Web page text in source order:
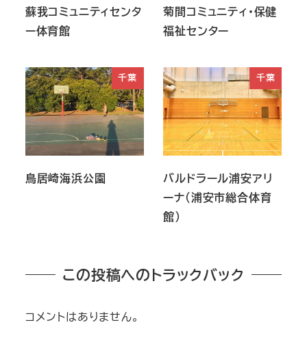
蘇我コミュニティセンタ
ー体育館
菊間コミュニティ・保健
福祉センター
千葉
鳥居崎海浜公園
千葉
バルドラール浦安アリ
ーナ（浦安市総合体育
館）
この投稿へのトラックバック
コメントはありません。